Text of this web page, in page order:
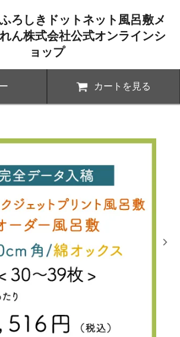
ろしきドットネット風呂敷メ
ん株式会社公式オンラインシ
ョップ
カートを見る